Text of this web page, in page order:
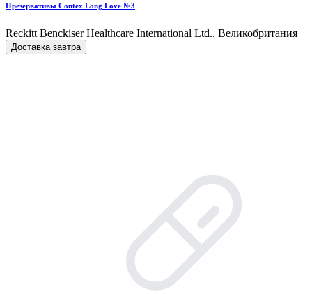
Презервативы Contex Long Love №3
Reckitt Benckiser Healthcare International Ltd., Великобритания
Доставка завтра